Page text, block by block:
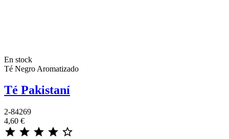
En stock
Té Negro Aromatizado
Té Pakistaní
2-84269
4,60 €
    